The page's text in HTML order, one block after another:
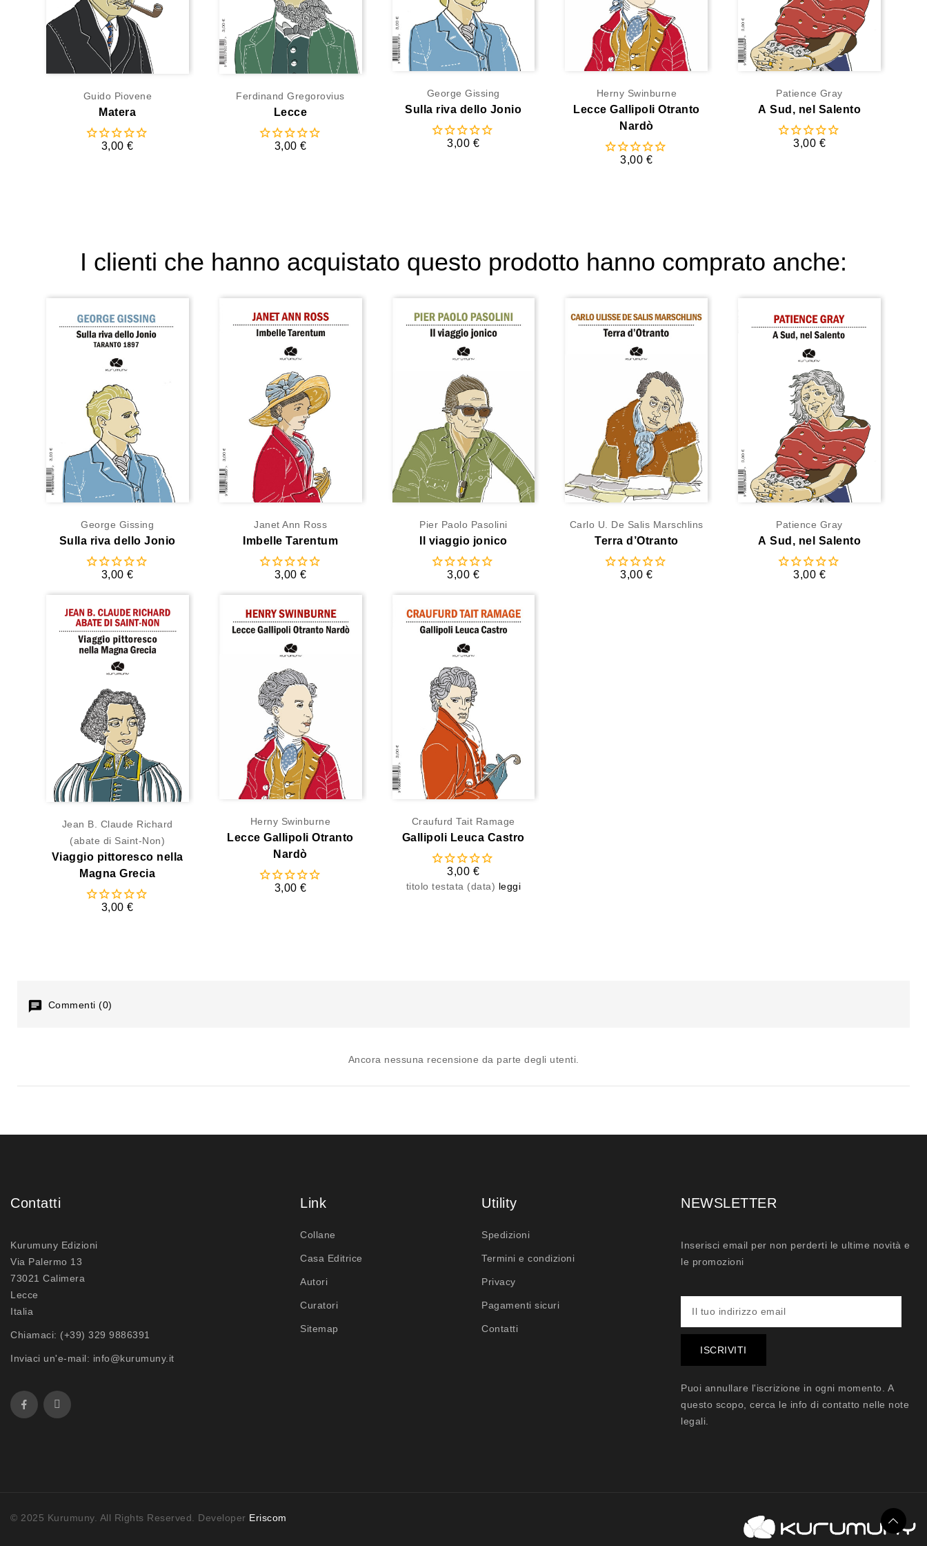
Guido Piovene
Matera
3,00 €
Ferdinand Gregorovius
Lecce
3,00 €
George Gissing
Sulla riva dello Jonio
3,00 €
Herny Swinburne
Lecce Gallipoli Otranto
Nardò
3,00 €
Patience Gray
A Sud, nel Salento
3,00 €
I clienti che hanno acquistato questo prodotto hanno comprato anche:
George Gissing
Sulla riva dello Jonio
3,00 €
Janet Ann Ross
Imbelle Tarentum
3,00 €
Pier Paolo Pasolini
Il viaggio jonico
3,00 €
Carlo U. De Salis Marschlins
Terra d’Otranto
3,00 €
Patience Gray
A Sud, nel Salento
3,00 €
Jean B. Claude Richard
(abate di Saint-Non)
Viaggio pittoresco nella
Magna Grecia
3,00 €
Herny Swinburne
Lecce Gallipoli Otranto
Nardò
3,00 €
Craufurd Tait Ramage
Gallipoli Leuca Castro
3,00 €
titolo testata (data) leggi
Commenti (0)
Ancora nessuna recensione da parte degli utenti.
Contatti
Kurumuny Edizioni
Via Palermo 13
73021 Calimera
Lecce
Italia
Chiamaci: (+39) 329 9886391
Inviaci un'e-mail: info@kurumuny.it
Link
Collane
Casa Editrice
Autori
Curatori
Sitemap
Utility
Spedizioni
Termini e condizioni
Privacy
Pagamenti sicuri
Contatti
NEWSLETTER
Inserisci email per non perderti le ultime novità e
le promozioni
Puoi annullare l'iscrizione in ogni momento. A
questo scopo, cerca le info di contatto nelle note
legali.
© 2025 Kurumuny. All Rights Reserved. Developer Eriscom